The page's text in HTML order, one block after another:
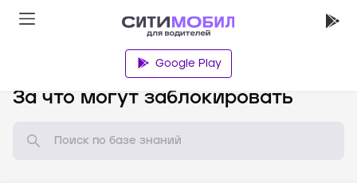
Google Play
За что могут заблокировать